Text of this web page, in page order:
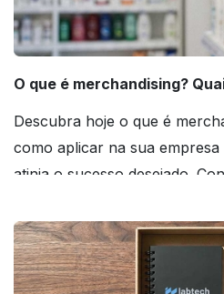
O que é merchandising?
Descubra hoje o que é
como aplicar na sua
atinja o sucesso desejado.